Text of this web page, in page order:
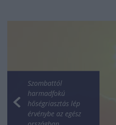
Szombattól
harmadfokú
hőségriasztás lép
érvénybe az egész